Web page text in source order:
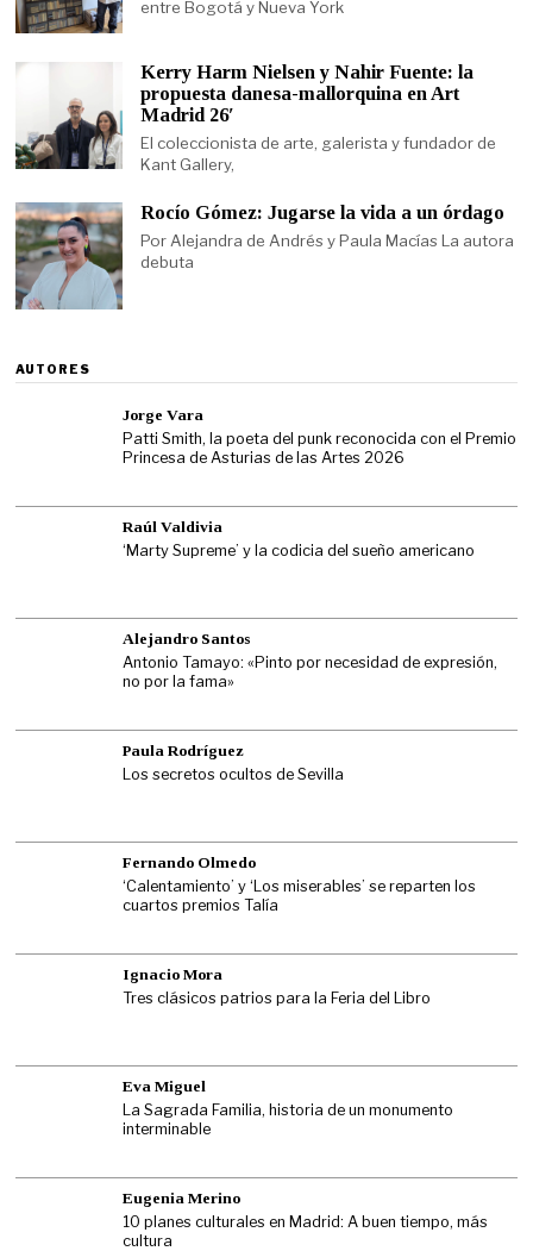
entre Bogotá y Nueva York
Kerry Harm Nielsen y Nahir Fuente: la
propuesta danesa-mallorquina en Art
Madrid 26′
El coleccionista de arte, galerista y fundador de
Kant Gallery,
Rocío Gómez: Jugarse la vida a un órdago
Por Alejandra de Andrés y Paula Macías La autora
debuta
AUTORES
Jorge Vara
Patti Smith, la poeta del punk reconocida con el Premio
Princesa de Asturias de las Artes 2026
Raúl Valdivia
‘Marty Supreme’ y la codicia del sueño americano
Alejandro Santos
Antonio Tamayo: «Pinto por necesidad de expresión,
no por la fama»
Paula Rodríguez
Los secretos ocultos de Sevilla
Fernando Olmedo
‘Calentamiento’ y ‘Los miserables’ se reparten los
cuartos premios Talía
Ignacio Mora
Tres clásicos patrios para la Feria del Libro
Eva Miguel
La Sagrada Familia, historia de un monumento
interminable
Eugenia Merino
10 planes culturales en Madrid: A buen tiempo, más
cultura